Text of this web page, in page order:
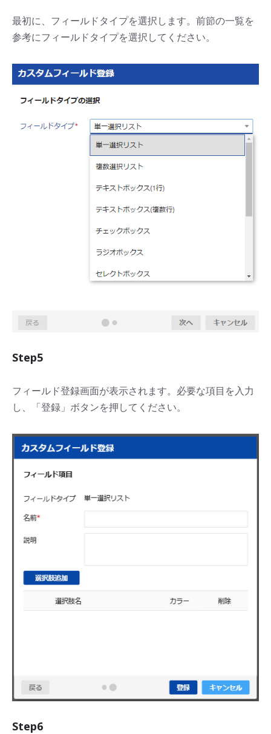
最初に、フィールドタイプを選択します。前節の一覧を
参考にフィールドタイプを選択してください。
Step5
フィールド登録画面が表示されます。必要な項目を入力
し、「登録」ボタンを押してください。
Step6